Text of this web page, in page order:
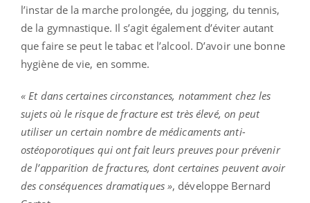
l’instar de la marche prolongée, du jogging, du tennis,
de la gymnastique. Il s’agit également d’éviter autant
que faire se peut le tabac et l’alcool. D’avoir une bonne
hygiène de vie, en somme.
« Et dans certaines circonstances, notamment chez les
sujets où le risque de fracture est très élevé, on peut
utiliser un certain nombre de médicaments anti-
ostéoporotiques qui ont fait leurs preuves pour prévenir
de l’apparition de fractures, dont certaines peuvent avoir
des conséquences dramatiques », développe Bernard